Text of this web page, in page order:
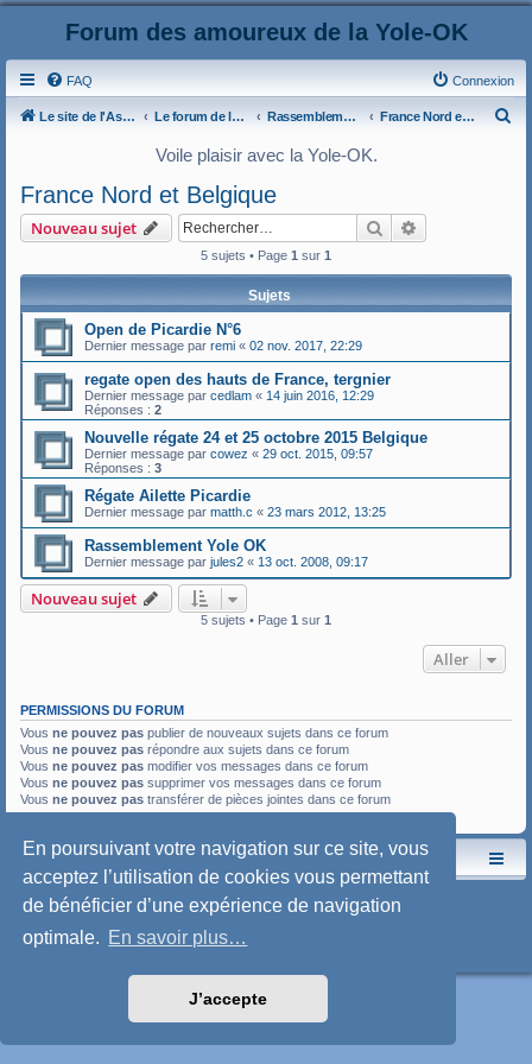
En poursuivant votre navigation sur ce site, vous
acceptez l’utilisation de cookies vous permettant
de bénéficier d’une expérience de navigation
optimale. En savoir plus…
J’accepte
Forum des amoureux de la Yole-OK
FAQ Connexion
Le site de l'AspryOK Le forum de la Yole-OK Rassemblements France Nord et Belgique
Voile plaisir avec la Yole-OK.
France Nord et Belgique
Nouveau sujet Rechercher
5 sujets • Page 1 sur 1
Sujets
Open de Picardie N°6
Dernier message par remi « 02 nov. 2017, 22:29
regate open des hauts de France, tergnier
Dernier message par cedlam « 14 juin 2016, 12:29
Réponses : 2
Nouvelle régate 24 et 25 octobre 2015 Belgique
Dernier message par cowez « 29 oct. 2015, 09:57
Réponses : 3
Régate Ailette Picardie
Dernier message par matth.c « 23 mars 2012, 13:25
Rassemblement Yole OK
Dernier message par jules2 « 13 oct. 2008, 09:17
Nouveau sujet
5 sujets • Page 1 sur 1
Aller
PERMISSIONS DU FORUM
Vous ne pouvez pas publier de nouveaux sujets dans ce forum
Vous ne pouvez pas répondre aux sujets dans ce forum
Vous ne pouvez pas modifier vos messages dans ce forum
Vous ne pouvez pas supprimer vos messages dans ce forum
Vous ne pouvez pas transférer de pièces jointes dans ce forum
Le site de l'AspryOK Le forum de la Yole-OK
Traduction française officielle ©Qiaeru
Style: SoftBlue by Joyce&Luna
Confidentialité